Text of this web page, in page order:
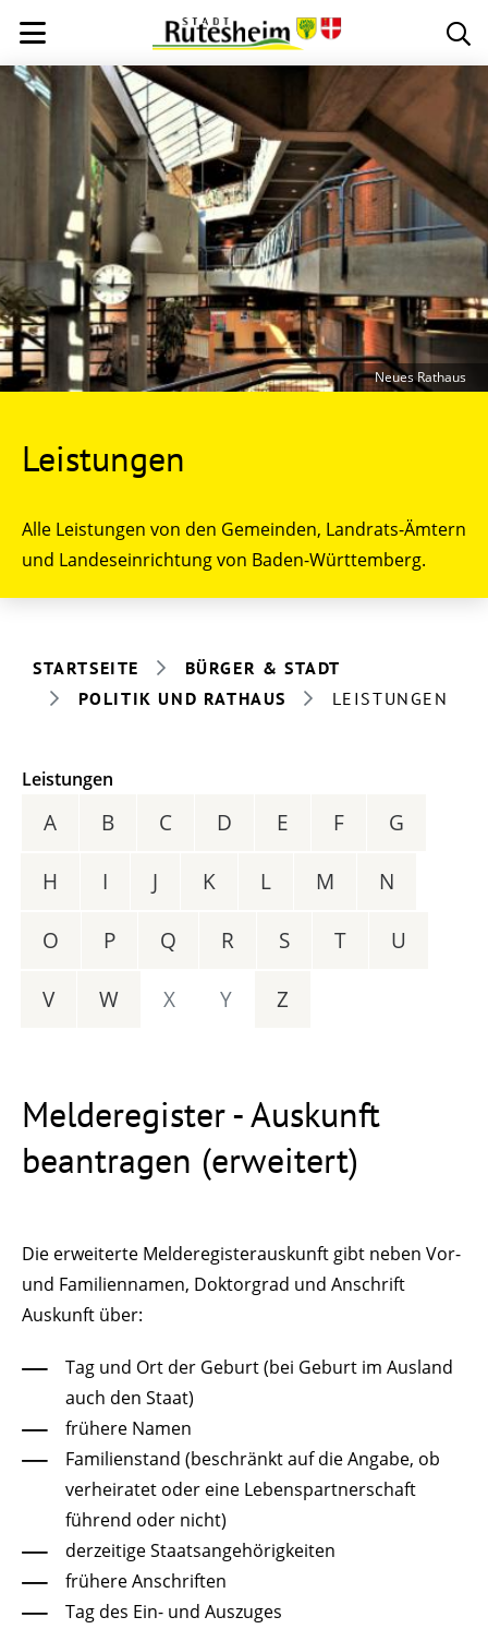
Leistungen
Alle Leistungen von den Gemeinden, Landrats-Ämtern
und Landeseinrichtung von Baden-Württemberg.
Neues Rathaus
STARTSEITE
BÜRGER & STADT
POLITIK UND RATHAUS
LEISTUNGEN
Leistungen
A B C D E F G
H I J K L M N
O P Q R S T U
V W X Y Z
Melderegister - Auskunft
beantragen (erweitert)
Die erweiterte Melderegisterauskunft gibt neben Vor-
und Familiennamen, Doktorgrad und Anschrift
Auskunft über:
Tag und Ort der Geburt (bei Geburt im Ausland
auch den Staat)
frühere Namen
Familienstand (beschränkt auf die Angabe, ob
verheiratet oder eine Lebenspartnerschaft
führend oder nicht)
derzeitige Staatsangehörigkeiten
frühere Anschriften
Tag des Ein- und Auszuges